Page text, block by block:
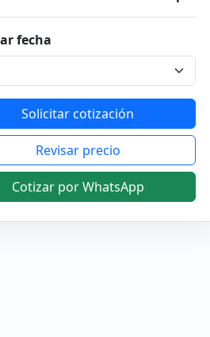
fecha
Solicitar cotización
Revisar precio
Cotizar por WhatsApp